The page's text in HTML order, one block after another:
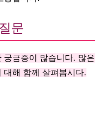
문
궁금증이 많습니다. 많은
대해 함께 살펴봅시다.